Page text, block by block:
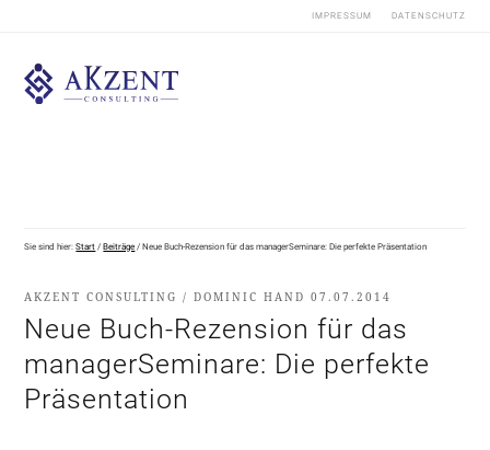
IMPRESSUM DATENSCHUTZ
Sie sind hier:Start /Beiträge / Neue Buch-Rezension für das managerSeminare: Die perfekte Präsentation
AKZENT CONSULTING / DOMINIC HAND 07.07.2014
Neue Buch-Rezension für das
managerSeminare: Die perfekte
Präsentation